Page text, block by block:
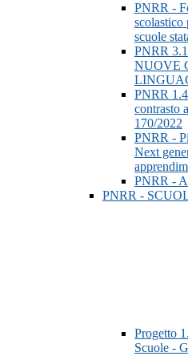
PNRR -
scolastico
scuole
PNRR
NUOVE
PNRR
contrasto
170/2022
PNRR -
Next
PNRR -
PNRR -
Progetto
Scuole -